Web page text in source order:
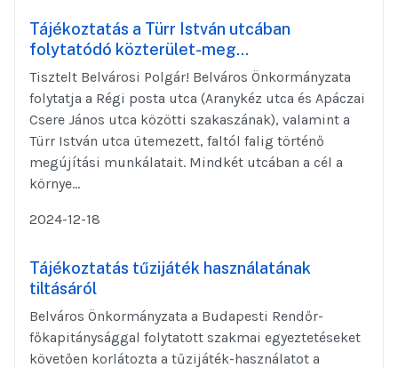
Tájékoztatás a Türr István utcában
folytatódó közterület-meg…
Tisztelt Belvárosi Polgár! Belváros Önkormányzata
folytatja a Régi posta utca (Aranykéz utca és Apáczai
Csere János utca közötti szakaszának), valamint a
Türr István utca ütemezett, faltól falig történő
megújítási munkálatait. Mindkét utcában a cél a
környe...
2024-12-18
Tájékoztatás tűzijáték használatának
tiltásáról
Belváros Önkormányzata a Budapesti Rendőr-
főkapitánysággal folytatott szakmai egyeztetéseket
követően korlátozta a tűzijáték-használatot a